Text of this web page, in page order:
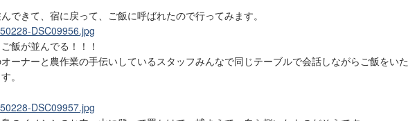
できて、宿に戻って、ご飯に呼ばれたので行ってみます。
飯が並んでる！！！
ーナーと農作業の手伝いしているスタッフみんなで同じテーブルで会話しながらご飯をいた
。